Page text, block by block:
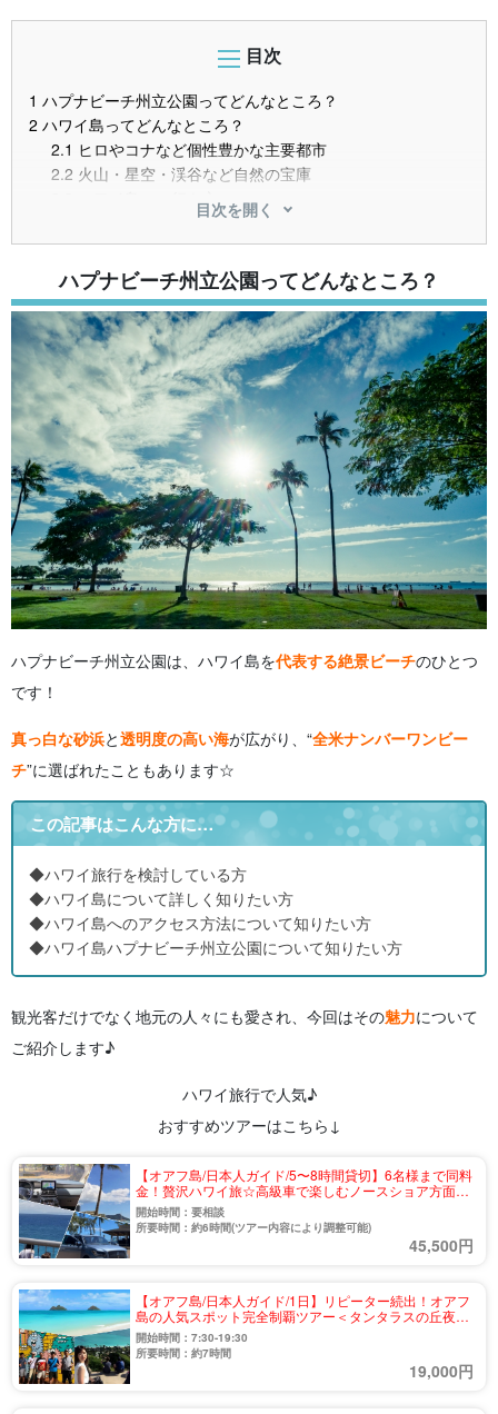
目次
1 ハプナビーチ州立公園ってどんなところ？
2 ハワイ島ってどんなところ？
2.1 ヒロやコナなど個性豊かな主要都市
2.2 火山・星空・渓谷など自然の宝庫
ハワイ島への行き方
ハプナビーチ州立公園って どんなところ
3.1全米No.1にも選ばれた絶景ビーチ
3.2アクティビティとリラックスが楽しめる場所
3.3家族連れにも安心の設備と環境
4ハワイ島には 美しいビーチがたくさん！
4.1ウミガメに出会えるカハルウビーチ
4.2幻想的な黒砂が広がるプナルウ黒砂海岸
4.3隠れ家的なマカラウェナビーチ
5ハプナビーチ州立公園に関する よくある質問（FAQ）
まとめ
目次を開く
ハプナビーチ州立公園ってどんなところ？
ハプナビーチ州立公園は、ハワイ島を代表する絶景ビーチのひとつ
です！
真っ白な砂浜と透明度の高い海が広がり、“全米ナンバーワンビー
チ”に選ばれたこともあります☆
この記事はこんな方に…
◆ハワイ旅行を検討している方
◆ハワイ島について詳しく知りたい方
◆ハワイ島へのアクセス方法について知りたい方
◆ハワイ島ハプナビーチ州立公園について知りたい方
観光客だけでなく地元の人々にも愛され、今回はその魅力について
ご紹介します♪
ハワイ旅行で人気♪
おすすめツアーはこちら↓
【オアフ島/日本人ガイド/5〜8時間貸切】6名様まで同料
金！贅沢ハワイ旅☆高級車で楽しむノースショア方面プ
ライベートツアー《送迎可》（No.21）
開始時間：要相談
所要時間：約6時間(ツアー内容により調整可能)
45,500円
【オアフ島/日本人ガイド/1日】リピーター続出！オアフ
島の人気スポット完全制覇ツアー＜タンタラスの丘夜景
鑑賞付き＞（No.17）
開始時間：7:30-19:30
所要時間：約7時間
19,000円